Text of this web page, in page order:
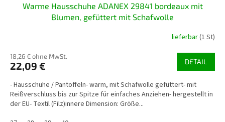
Warme Hausschuhe ADANEX 29841 bordeaux mit
Blumen, gefüttert mit Schafwolle
lieferbar(1 St)
18,26 € ohne MwSt.
22,09 € DETAIL
- Hausschuhe / Pantoffeln- warm, mit Schafwolle gefüttert- mit
Reißverschluss bis zur Spitze für einfaches Anziehen- hergestellt in
der EU- Textil (Filz)innere Dimension: Größe...